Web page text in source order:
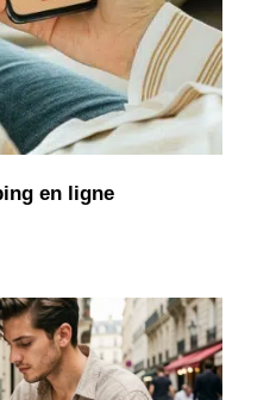
en ligne